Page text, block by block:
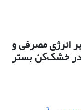
انرژی مصرفی و
خشک‌کن بستر